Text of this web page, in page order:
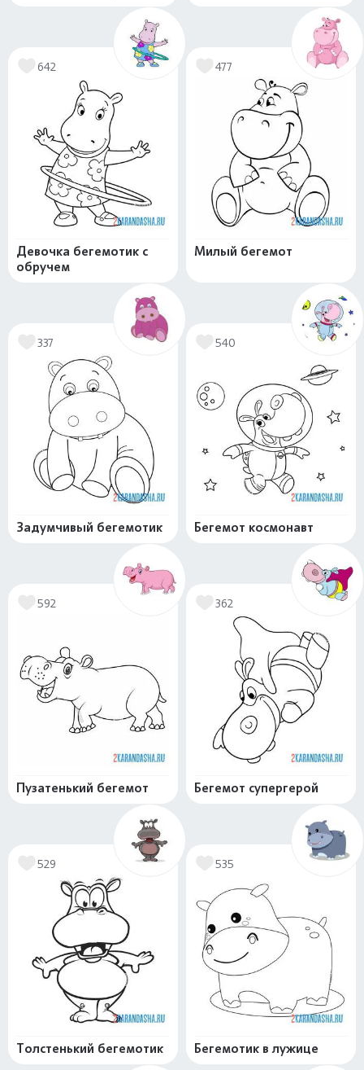
642
Девочка бегемотик с
обручем
477
Милый бегемот
337
Задумчивый бегемотик
540
Бегемот космонавт
592
Пузатенький бегемот
362
Бегемот супергерой
529
Толстенький бегемотик
535
Бегемотик в лужице